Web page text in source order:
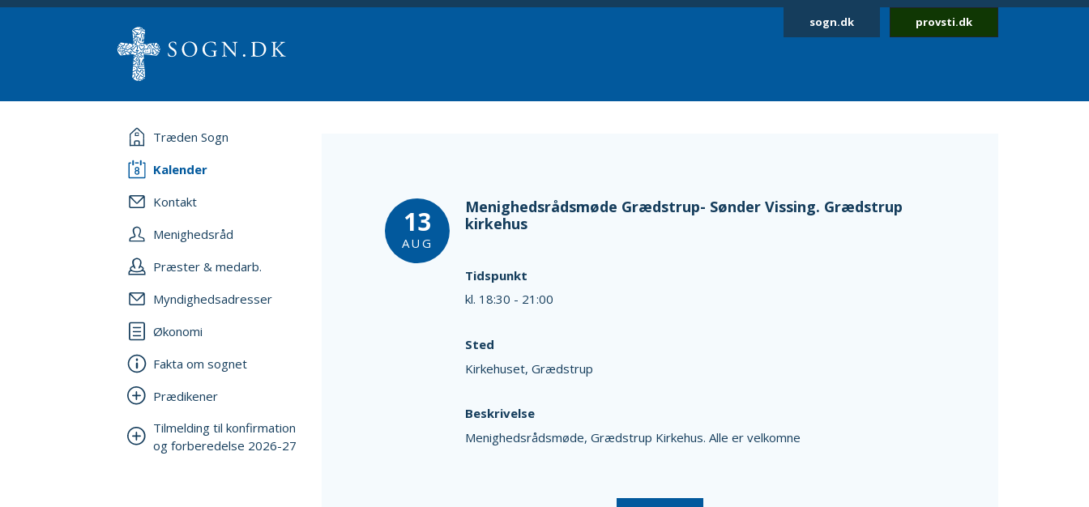
sogn.dk provsti.dk
Træden Sogn
Kalender
Kontakt
Menighedsråd
Præster & medarb.
Myndighedsadresser
Økonomi
Fakta om sognet
Prædikener
Tilmelding til konfirmation
og forberedelse 2026-27
13
AUG
Menighedsrådsmøde Grædstrup- Sønder Vissing. Grædstrup
kirkehus
Tidspunkt
kl. 18:30 - 21:00
Sted
Kirkehuset, Grædstrup
Beskrivelse
Menighedsrådsmøde, Grædstrup Kirkehus. Alle er velkomne